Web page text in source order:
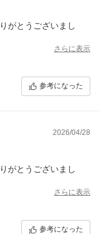
がとうございまし
さらに表示
参考になった
2026/04/28
がとうございまし
さらに表示
参考になった